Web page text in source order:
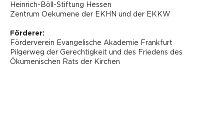
Heinrich-Böll-Stiftung Hessen
Zentrum Oekumene der EKHN und der EKKW
Förderer:
Förderverein Evangelische Akademie Frankfurt
Pilgerweg der Gerechtigkeit und des Friedens des
Ökumenischen Rats der Kirchen